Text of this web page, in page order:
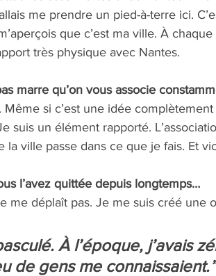
me prendre un pied-à-terre ici.
que c’est ma ville. À
très physique avec Nantes.
marre qu’on vous associe
Même si c’est une idée
suis un élément rapporté.
la ville passe dans ce que je fais. Et
l’avez quittée depuis longtemps…
me déplaît pas. Je me suis créé une
À l’époque, j’avais
de gens me connaissaient.”